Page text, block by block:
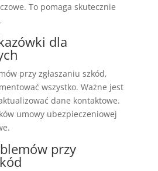
To pomaga skutecznie
dla
przy zgłaszaniu szkód,
wszystko. Ważne jest
dane kontaktowe.
umowy ubezpieczeniowej
przy